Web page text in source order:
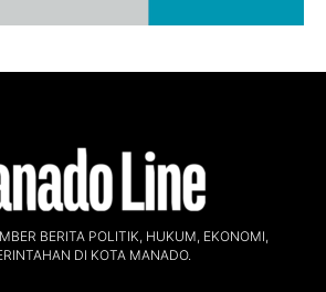
BERITA POLITIK, HUKUM, EKONOMI,
DI KOTA MANADO.